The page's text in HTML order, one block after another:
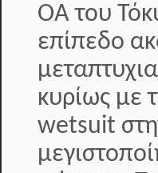
ΟΑ του
επίπεδο
κυρίως με
wetsuit